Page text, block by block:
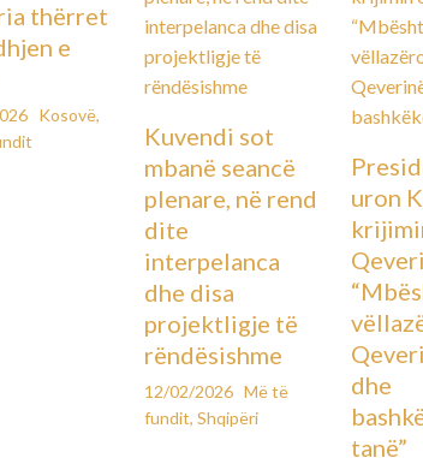
thërret
e
Kosovë,
Kuvendi sot
mbanë seancë
plenare, në rend
dite
interpelanca
dhe disa
projektligje të
rëndësishme
12/02/2026 Më të
fundit,Shqipëri
uron
dhe
tanë”